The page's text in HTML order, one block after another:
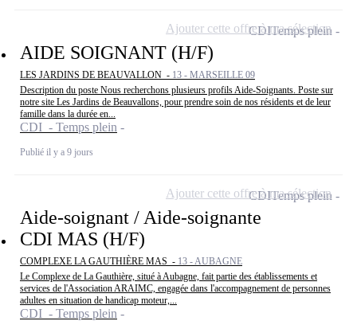
AIDE SOIGNANT (H/F)
LES JARDINS DE BEAUVALLON - 13 - MARSEILLE 09
Description du poste Nous recherchons plusieurs profils Aide-Soignants. Poste sur
notre site Les Jardins de Beauvallons, pour prendre soin de nos résidents et de leur
famille dans la durée en...
CDI - Temps plein
Publié il y a 9 jours
CDITemps plein
Ajouter cette offre à ma sélection
Aide-soignant / Aide-soignante
CDI MAS (H/F)
COMPLEXE LA GAUTHIÈRE MAS - 13 - AUBAGNE
Le Complexe de La Gauthière, situé à Aubagne, fait partie des établissements et
services de l'Association ARAIMC, engagée dans l'accompagnement de personnes
adultes en situation de handicap moteur,...
CDI - Temps plein
CDITemps plein
Ajouter cette offre à ma sélection